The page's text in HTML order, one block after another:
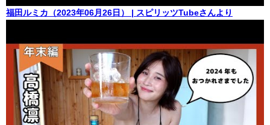
福田ルミカ（2023年06月26日） | スピリッツTubeさんより